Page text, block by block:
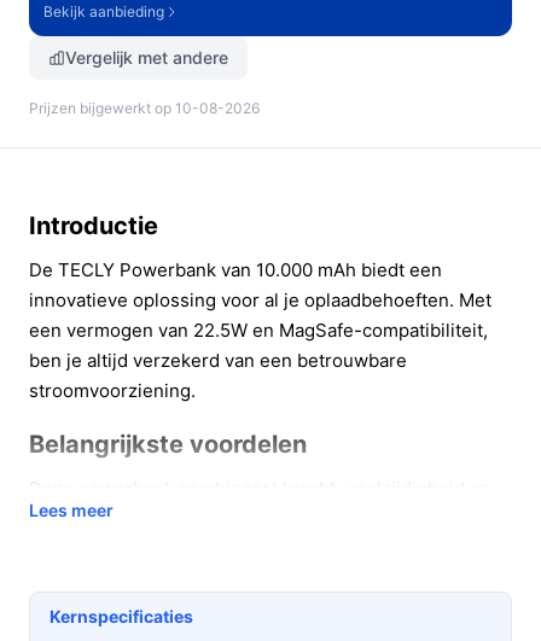
Bekijk aanbieding
Vergelijk met andere
Prijzen bijgewerkt op 10-08-2026
Introductie
De TECLY Powerbank van 10.000 mAh biedt een
innovatieve oplossing voor al je oplaadbehoeften. Met
een vermogen van 22.5W en MagSafe-compatibiliteit,
ben je altijd verzekerd van een betrouwbare
stroomvoorziening.
Belangrijkste voordelen
gebruiksgemak. Hier zijn enkele voordelen:
andere apparaten sneller op dan met standaard
powerbanks, zodat je snel weer onderweg kunt.
Lees meer
Kernspecificaties